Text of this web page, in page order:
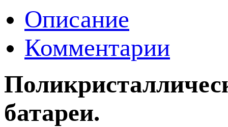
Описание
Комментарии
батареи.